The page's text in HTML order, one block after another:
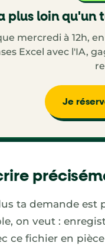
plus loin qu'un
mercredi à 12h,
Excel avec l'IA,
Je
ta demande
on veut :
ce fichier en